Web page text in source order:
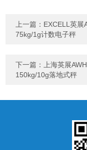
上一篇： EXCELL英展
75kg/1g计数电子秤
下一篇：
上海英展
150kg/10g落地式秤